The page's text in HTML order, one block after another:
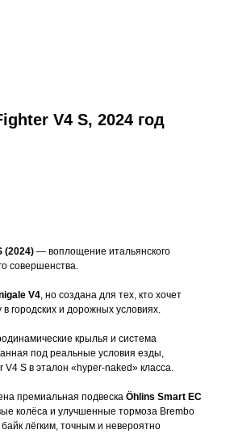
V4 S, 2024 год
(2024) — воплощение итальянского
совершенства.
V4, но создана для тех, кто хочет
городских и дорожных условиях.
крылья и система
под реальные условия езды,
S в эталон «hyper-naked» класса.
премиальная подвеска Öhlins Smart EC
колёса и улучшенные тормоза Brembo
лёгким, точным и невероятно